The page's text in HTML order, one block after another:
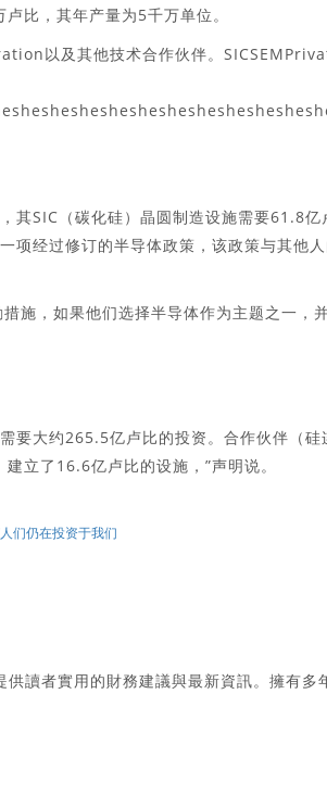
比，其年产量为5千万单位。
以及其他技术合作伙伴。
SIC（碳化硅）晶圆制造设施需要61.8亿
项经过修订的半导体政策，该政策与其他
施，如果他们选择半导体作为主题之一，
要大约265.5亿卢比的投资。合作伙伴（硅
了16.6亿卢比的设施，”声明说。
们仍在投资于我们
讀者實用的財務建議與最新資訊。擁有多